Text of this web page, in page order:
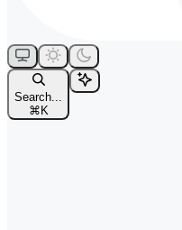
Search...
⌘ K